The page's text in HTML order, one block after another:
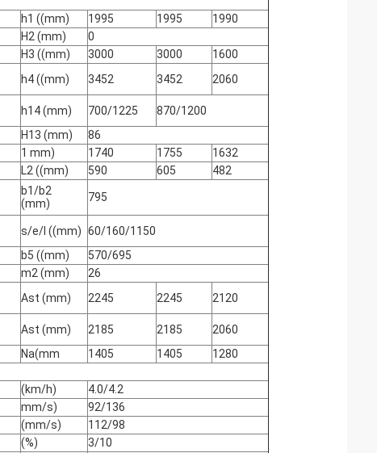
h1 ((mm) 1995 1995
1990
H2 (mm)
0
H3 ((mm) 3000 3000
1600
h4 ((mm) 3452 3452 2060
h14 (mm) 700/1225
870/1200
H13 (mm)
86
1 mm) 1740 1755
1632
L2 ((mm) 590 605 482
b1/b2
(mm)
795
s/e/l ((mm) 60/160/1150
b5 ((mm)
570/695
m2 (mm)
26
Ast (mm) 2245 2245 2120
Ast (mm) 2185 2185
2060
Na(mm 1405 1405
1280
(km/h)
4.0/4.2
mm/s)
92/136
(mm/s)
112/98
(%)
3/10